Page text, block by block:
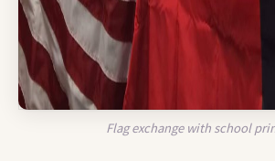
Flag exchange with school